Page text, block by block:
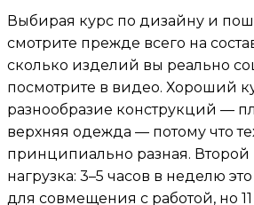
Выбирая курс по дизайну и
смотрите прежде всего на
сколько изделий вы реально
посмотрите в видео. Хороший
разнообразие конструкций —
верхняя одежда — потому что
принципиально разная.
нагрузка: 3–5 часов в неделю
для совмещения с работой, но